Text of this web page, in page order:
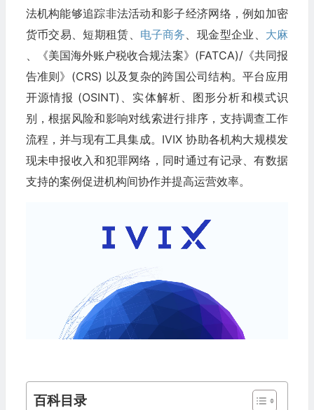
法机构能够追踪非法活动和影子经济网络，例如加密
货币交易、短期租赁、 电子商务 、现金型企业、 大麻
、《美国海外账户税收合规法案》(FATCA)/《共同报
告准则》(CRS) 以及复杂的跨国公司结构。平台应用
开源情报 (OSINT)、实体解析、图形分析和模式识
别，根据风险和影响对线索进行排序，支持调查工作
流程，并与现有工具集成。IVIX 协助各机构大规模发
现未申报收入和犯罪网络，同时通过有记录、有数据
支持的案例促进机构间协作并提高运营效率。
百科目录